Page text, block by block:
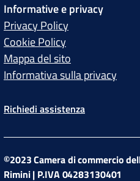
Informative e privacy
Privacy Policy
Cookie Policy
Mappa del sito
Informativa sulla privacy
Richiedi assistenza
©2023 Camera di commercio
Rimini | P.IVA 04283130401